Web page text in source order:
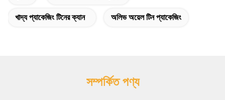
খাদ্য প্যাকেজিং টিনের ক্যান অলিভ অয়েল টিন প্যাকেজিং
সম্পর্কিত পণ্য